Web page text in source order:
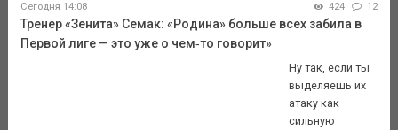
Сегодня 14:08 424 12
Тренер «Зенита» Семак: «Родина» больше всех забила в
Первой лиге — это уже о чем‑то говорит»
Ну так, если ты
выделяешь их
атаку как
сильную